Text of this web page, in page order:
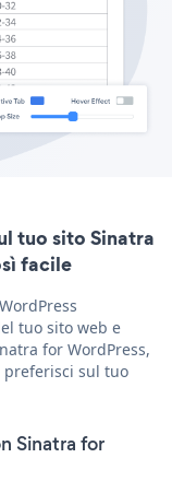
tuo sito Sinatra
facile
tuo sito web e
for WordPress,
preferisci sul tuo
Sinatra for